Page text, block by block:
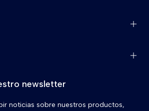
newsletter
noticias sobre nuestros productos,